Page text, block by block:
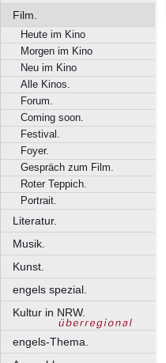
Film.
Heute im Kino
Morgen im Kino
Neu im Kino
Alle Kinos.
Forum.
Coming soon.
Festival.
Foyer.
Gespräch zum Film.
Roter Teppich.
Portrait.
Literatur.
Musik.
Kunst.
engels spezial.
Kultur in NRW.
engels-Thema.